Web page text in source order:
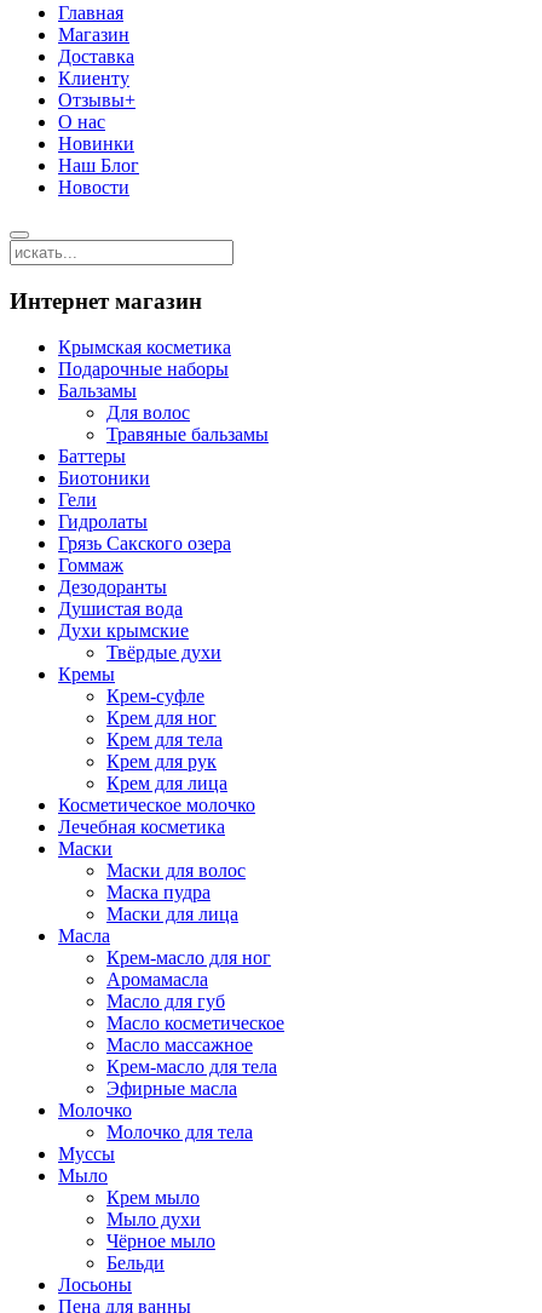
Главная
Магазин
Доставка
Клиенту
Отзывы+
О нас
Новинки
Наш Блог
Новости
Интернет магазин
Крымская косметика
Подарочные наборы
Бальзамы
Для волос
Травяные бальзамы
Баттеры
Биотоники
Гели
Гидролаты
Грязь Сакского озера
Гоммаж
Дезодоранты
Душистая вода
Духи крымские
Твёрдые духи
Кремы
Крем-суфле
Крем для ног
Крем для тела
Крем для рук
Крем для лица
Косметическое молочко
Лечебная косметика
Маски
Маски для волос
Маска пудра
Маски для лица
Масла
Крем-масло для ног
Аромамасла
Масло для губ
Масло косметическое
Масло массажное
Крем-масло для тела
Эфирные масла
Молочко
Молочко для тела
Муссы
Мыло
Крем мыло
Мыло духи
Чёрное мыло
Бельди
Лосьоны
Пена для ванны